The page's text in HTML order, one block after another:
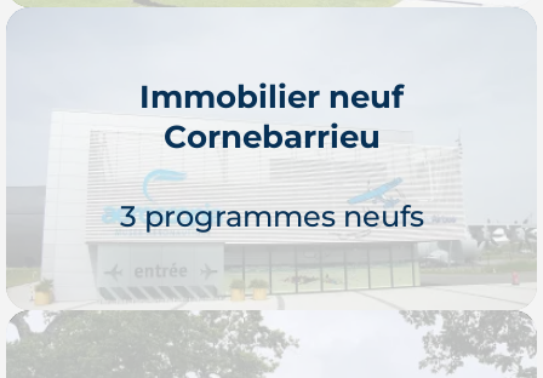
Je découvre
Immobilier neuf
Cornebarrieu
3 programmes neufs